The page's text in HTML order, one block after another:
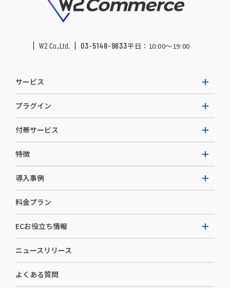
W2 Co.,Ltd. 03-5148-9633平日：10:00〜19:00
サービス
W2 Commerce Repeat
W2 Commerce BtoB
W2 Commerce Asia
プラグイン
AI buddy
付帯サービス
EC運用構築支援・運用支援
カスタマーサクセス
セキュリティ
デザイン制作
コンサルティング
特徴
選ばれる理由
開発体制
導入事例
導入企業一覧
料金プラン
ECお役立ち情報
お役立ち資料
ニュースリリース
よくある質問